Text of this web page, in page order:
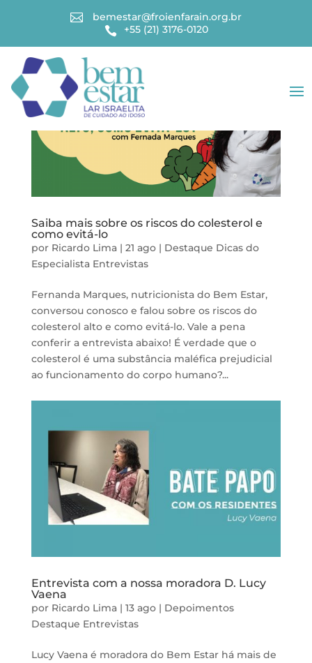

bemestar@froienfarain.org.br

+55 (21) 3176-0120
Saiba mais sobre os riscos do colesterol e
como evitá-lo
por Ricardo Lima| 21 ago| Destaque Dicas do
Especialista Entrevistas
Fernanda Marques, nutricionista do Bem Estar,
conversou conosco e falou sobre os riscos do
colesterol alto e como evitá-lo. Vale a pena
conferir a entrevista abaixo! É verdade que o
colesterol é uma substância maléfica prejudicial
ao funcionamento do corpo humano?...
Entrevista com a nossa moradora D. Lucy
Vaena
por Ricardo Lima| 13 ago| Depoimentos
Destaque Entrevistas
Lucy Vaena é moradora do Bem Estar há mais de